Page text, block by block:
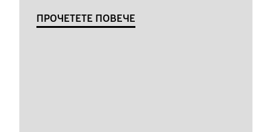
ПРОЧЕТЕТЕ ПОВЕЧЕ